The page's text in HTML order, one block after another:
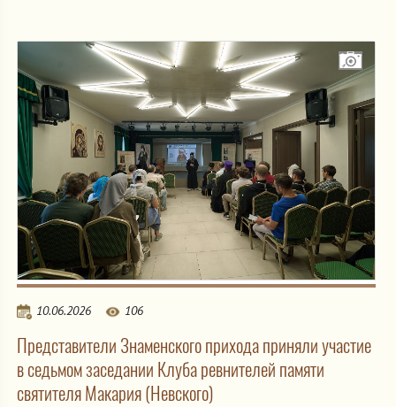
10.06.2026 106
Представители Знаменского прихода приняли участие
в седьмом заседании Клуба ревнителей памяти
святителя Макария (Невского)